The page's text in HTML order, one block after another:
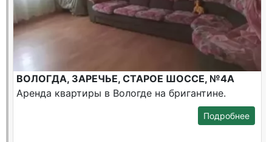
ВОЛОГДА, ЗАРЕЧЬЕ, СТАРОЕ ШОССЕ, №4А
Аренда квартиры в Вологде на бригантине.
Подробнее